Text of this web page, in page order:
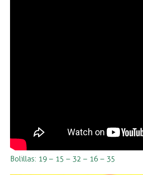
Bolillas: 19 – 15 – 32 – 16 – 35